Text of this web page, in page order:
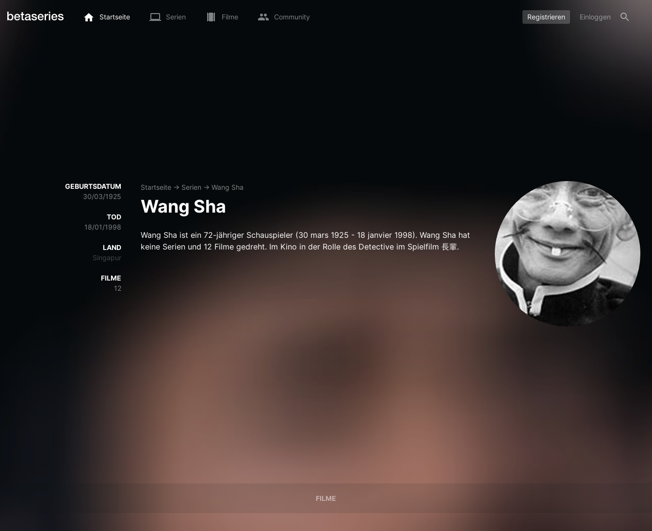
Startseite Serien Filme Community Registrieren Einloggen
GEBURTSDATUM
30/03/1925
TOD
18/01/1998
LAND
Singapur
FILME
12
Startseite → Serien → Wang Sha
Wang Sha
Wang Sha ist ein 72-jähriger Schauspieler (30 mars 1925 - 18 janvier 1998). Wang Sha hat
keine Serien und 12 Filme gedreht. Im Kino in der Rolle des Detective im Spielfilm 長輩.
FILME